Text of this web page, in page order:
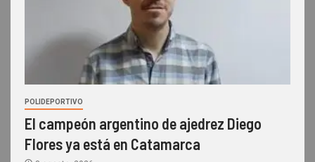
POLIDEPORTIVO
El campeón argentino de ajedrez Diego
Flores ya está en Catamarca